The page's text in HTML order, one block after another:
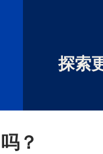
探索
？